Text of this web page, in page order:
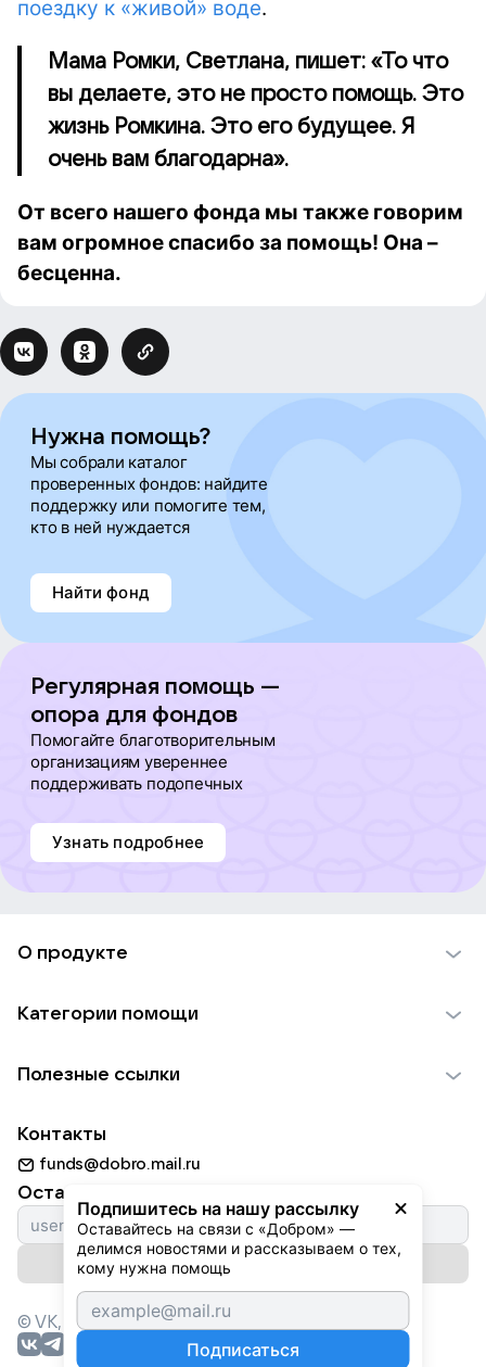
поездку к «живой» воде.
Мама Ромки, Светлана, пишет: «То что
вы делаете, это не просто помощь. Это
жизнь Ромкина. Это его будущее. Я
очень вам благодарна».
От всего нашего фонда мы также говорим
вам огромное спасибо за помощь! Она –
бесценна.
Нужна помощь?
Мы собрали каталог
проверенных фондов: найдите
поддержку или помогите тем,
кто в ней нуждается
Найти фонд
Регулярная помощь —
опора для фондов
Помогайте благотворительным
организациям увереннее
поддерживать подопечных
Узнать подробнее
Подпишитесь на нашу рассылку
Оставайтесь на связи с «Добром» —
делимся новостями и рассказываем о тех,
кому нужна помощь
Подписаться
О продукте
Использование материалов
Для НКО
Партнерам
Категории помощи
Пожилым
Животным
Природе
Культуре
Фондам
Полезные ссылки
Добрый день
Истории
Автоплатежи
Контакты
funds@dobro.mail.ru
Оставайтесь с нами
Подписаться на рассылку
© VK, 2026г. Все права защищены.